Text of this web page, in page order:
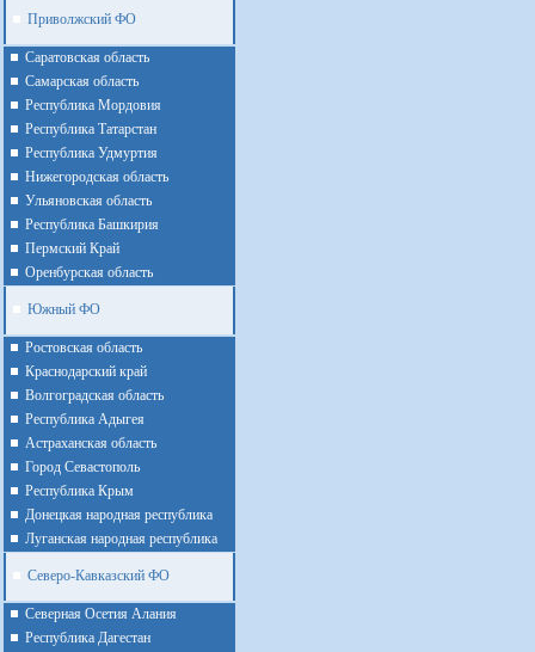
Приволжский ФО
Cаратовская область
Cамарская область
Республика Мордовия
Республика Татарстан
Республика Удмуртия
Нижегородская область
Ульяновская область
Республика Башкирия
Пермский Край
Оренбурская область
Южный ФО
Ростовская область
Краснодарский край
Волгоградская область
Республика Адыгея
Астраханская область
Город Севастополь
Республика Крым
Донецкая народная республика
Луганская народная республика
Северо-Кавказский ФО
Северная Осетия Алания
Республика Дагестан